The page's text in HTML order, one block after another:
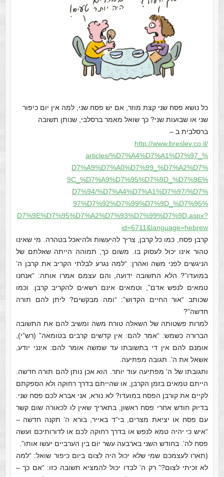
כל נושא פסח שני קצת מוזר, אם יש פסח שני, למה אין יום כיפור
שני או שבועות שני? כך שואל מאמר ברסלבי, שנותן תשובה
ברסלבית ב –
http://www.breslev.co.il/
articles/%D7%A4%D7%A1%D7%97_%
D7%A9%D7%A0%D7%99_%D7%A2%D7%
9C_%D7%A9%D7%95%D7%9D_%D7%9E%
D7%94/%D7%A4%D7%A1%D7%97/%D7%
97%D7%92%D7%99%D7%9D_%D7%95%
D7%9E%D7%95%D7%A2%D7%93%D7%99%D7%9D.aspx?
id=6711&language=hebrew
קרבן פסח, כמו כל קרבן, צריך להיעשות ולהיאכל בטהרה. מי שאינו
טהור אינו יכול לעסוק בו. משום כך, תמוהה הייתה שאלתם של
הניגשים לפני משה ואהרן: “למה נגרע לבלתי הקריב את קרבן ה’
במועדו”? הלא התשובה ידועה, והם עצמם אמרו אותה: “אנחנו
טמאים לנפש אדם”, וטמאים אינם רשאים להקריב קרבן. וכמו
שכותב “אור החיים הקדוש”: “ומה מבקשים? ליתן להם תורה
חדשה”?
למרות פשטותה של השאלה טורח משה ומשיב להם את התשובה
הברורה כשמש: “אמר להם: אין קדשים קרבים בטומאה” (רש”י),
אומנם להם אין די בתשובתו עד שמשה אומר להם: אינני יודע,
אשאל את ה’. תגובה מפתיעה.
ותגובתו של ה’ מפתיעה עוד יותר. הוא אכן נותן להם תורה חדשה.
הייתם טמאים בזמן הקרבן, או שהייתם בדרך רחוקה ולא הספקתם
לקיים את קורבן הפסח במועדו? לא נורא, אני אברא לכם פסח שני.
בדיוק חודש אחרי פסח ראשון, בתאריך שאין לו לכאורה שום קשר
עם פסח או יציאת מצרים, בי”ד באייר, בורא ה’ תקנה חדשה –
“איש כי יהיה טמא לנפש או בדרך רחוקה לכם או לדורותיכם ועשה
פסח לה’. בחודש השני בארבעה עשר יום בין הערביים יעשו אותו”.
(תארו לעצמכם שמי שלא יכול היה לצום ביום כיפור שואל: “למה
לא זכיתי לצום?” רק ה’ לבדו יכול להמציא תשובה כזו: “אם כך –